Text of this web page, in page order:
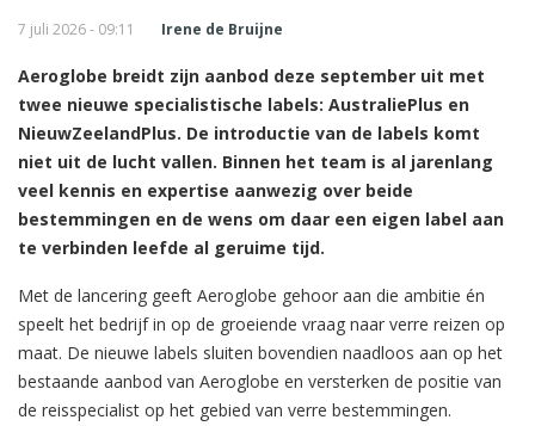
7 juli 2026 - 09:11 Irene de Bruijne
Aeroglobe breidt zijn aanbod deze september uit met
twee nieuwe specialistische labels: AustraliePlus en
NieuwZeelandPlus. De introductie van de labels komt
niet uit de lucht vallen. Binnen het team is al jarenlang
veel kennis en expertise aanwezig over beide
bestemmingen en de wens om daar een eigen label aan
te verbinden leefde al geruime tijd.
Met de lancering geeft Aeroglobe gehoor aan die ambitie én
speelt het bedrijf in op de groeiende vraag naar verre reizen op
maat. De nieuwe labels sluiten bovendien naadloos aan op het
bestaande aanbod van Aeroglobe en versterken de positie van
de reisspecialist op het gebied van verre bestemmingen.